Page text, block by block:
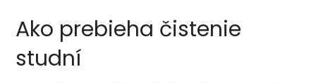
Ako prebieha čistenie
studní